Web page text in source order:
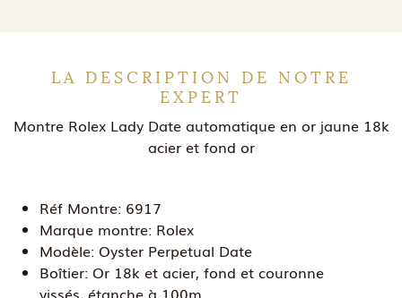
LA DESCRIPTION DE NOTRE
EXPERT
Montre Rolex Lady Date automatique en or jaune 18k
acier et fond or
Réf Montre: 6917
Marque montre: Rolex
Modèle: Oyster Perpetual Date
Boîtier: Or 18k et acier, fond et couronne
vissés, étanche à 100m